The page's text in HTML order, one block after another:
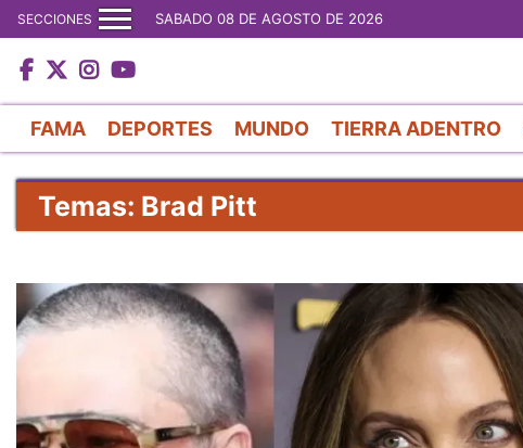
SECCIONES SABADO 08 DE AGOSTO DE 2026
FAMA DEPORTES MUNDO TIERRA ADENTRO
Temas: Brad Pitt